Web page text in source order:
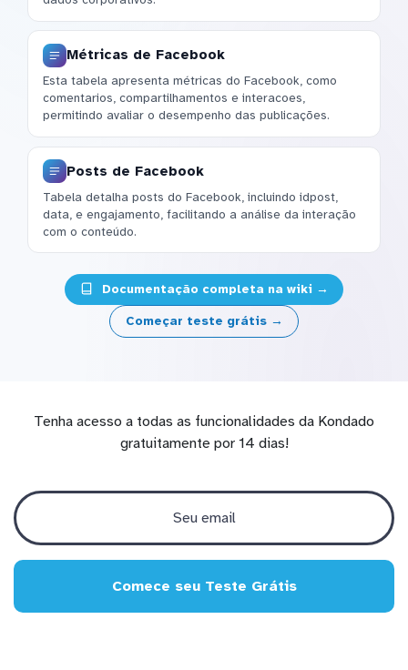
Métricas de Facebook
Esta tabela apresenta métricas do Facebook, como
comentarios, compartilhamentos e interacoes,
permitindo avaliar o desempenho das publicações.
Posts de Facebook
Tabela detalha posts do Facebook, incluindo idpost,
data, e engajamento, facilitando a análise da interação
com o conteúdo.
Documentação completa na wiki →
Começar teste grátis →
Tenha acesso a todas as funcionalidades da Kondado
gratuitamente por 14 dias!
Comece seu Teste Grátis